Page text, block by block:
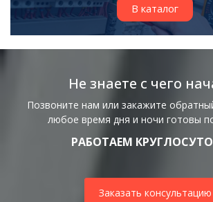
В каталог
Не знаете с чего
Позвоните нам или закажите
любое время дня и ночи готовы
РАБОТАЕМ
Заказать консультацию